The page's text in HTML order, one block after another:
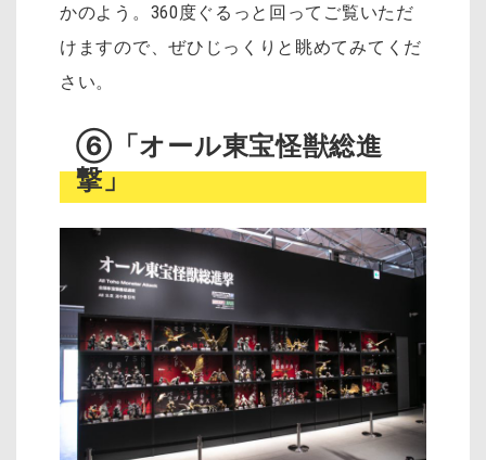
かのよう。360度ぐるっと回ってご覧いただ
けますので、ぜひじっくりと眺めてみてくだ
さい。
⑥「オール東宝怪獣総進
撃」